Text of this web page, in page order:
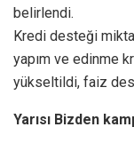
belirlendi.
Kredi desteği
yapım ve edinme
yükseltildi, faiz
Yarısı Bizden